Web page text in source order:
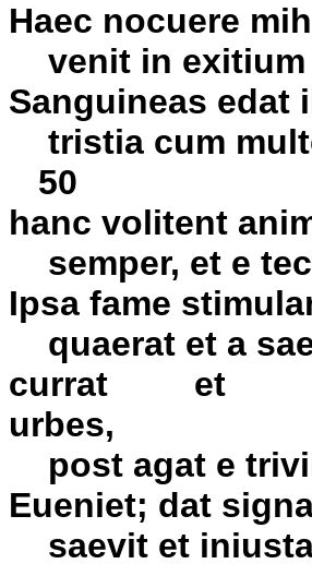
Haec nocuere
venit in exitium
Sanguineas edat
tristia
50
hanc volitent
semper, et e
Ipsa fame
quaerat et a
currat et
post agat e
Eueniet; dat
saevit et